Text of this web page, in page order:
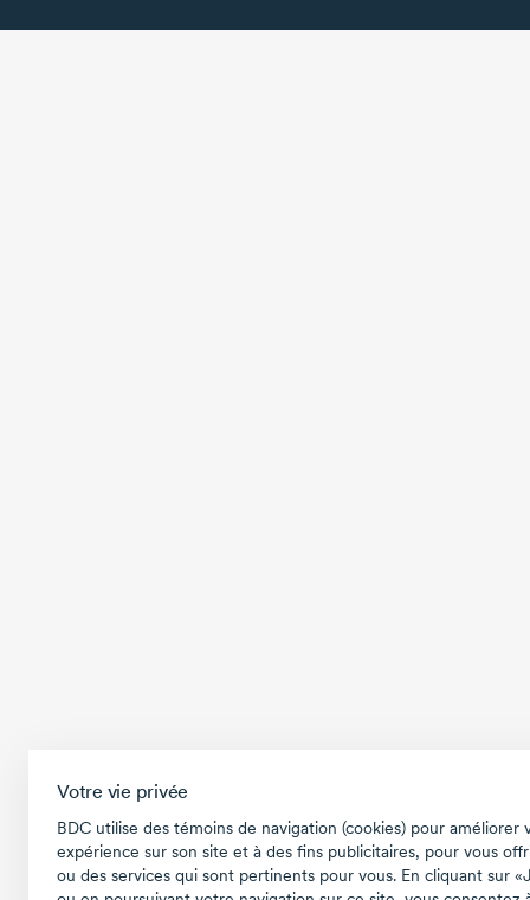
Votre vie privée
BDC utilise des témoins de navigation (cookies) pour améliorer
expérience sur son site et à des fins publicitaires, pour vous
ou des services qui sont pertinents pour vous. En cliquant sur